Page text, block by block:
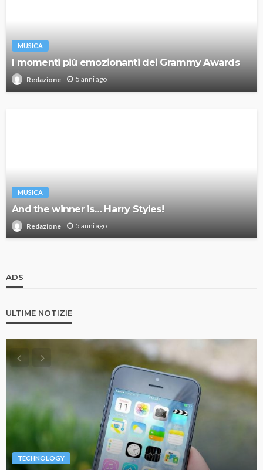
MUSICA
I momenti più emozionanti dei Grammy Awards
Redazione 5 anni ago
MUSICA
And the winner is… Harry Styles!
Redazione 5 anni ago
ADS
ULTIME NOTIZIE
TECHNOLOGY